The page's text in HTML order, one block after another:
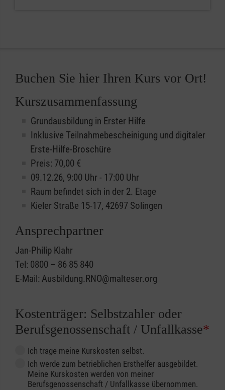
Buchen Sie hier Ihren Kurs vor Ort!
Kurszusammenfassung
Grundausbildung in Erster Hilfe
Inklusive Teilnahmebescheinigung und digitaler
Erste-Hilfe-Broschüre
Preis: 70,00 €
09.12.26, 9:00 Uhr - 17:00 Uhr
Raum befindet sich in der 2. Etage
Kieler Straße 15-17, 42697 Solingen
Ansprechpartner
Jan-Philip Klahr
Tel: 0800 – 86 85 840
E-Mail: Ausbildung.RNO@malteser.org
Kostenträger: Selbstzahler oder
Berufsgenossenschaft / Unfallkasse*
Ich trage meine Kurskosten selbst.
Ich werde zum betrieblichen Ersthelfer ausgebildet.
Meine Kurskosten werden von meiner
Berufsgenossenschaft / Unfallkasse übernommen.